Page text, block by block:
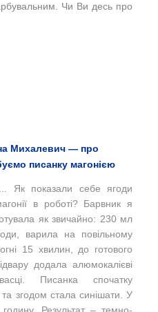
Чи Ви десь про
Михалевич — про
писанку магонією
Як показали себе ягоди
в роботі? Барвник я
як звичайно: 230 мл
варила на повільному
15 хвилин, до готового
додала алюмокалієві
Писанка спочатку
та згодом стала синішати. У